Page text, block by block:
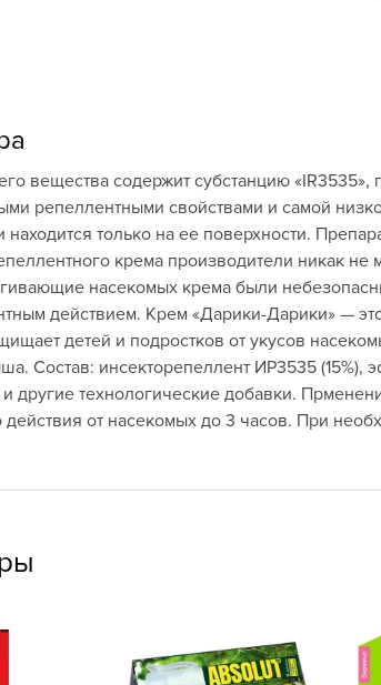
вещества содержит субстанцию
репеллентными свойствами и самой
находится только на ее поверхности.
крема производители никак
насекомых крема были
действием. Крем «Дарики-Дарики» —
детей и подростков от укусов
Состав: инсекторепеллент ИР3535 (15%),
другие технологические добавки.
от насекомых до 3 часов. При